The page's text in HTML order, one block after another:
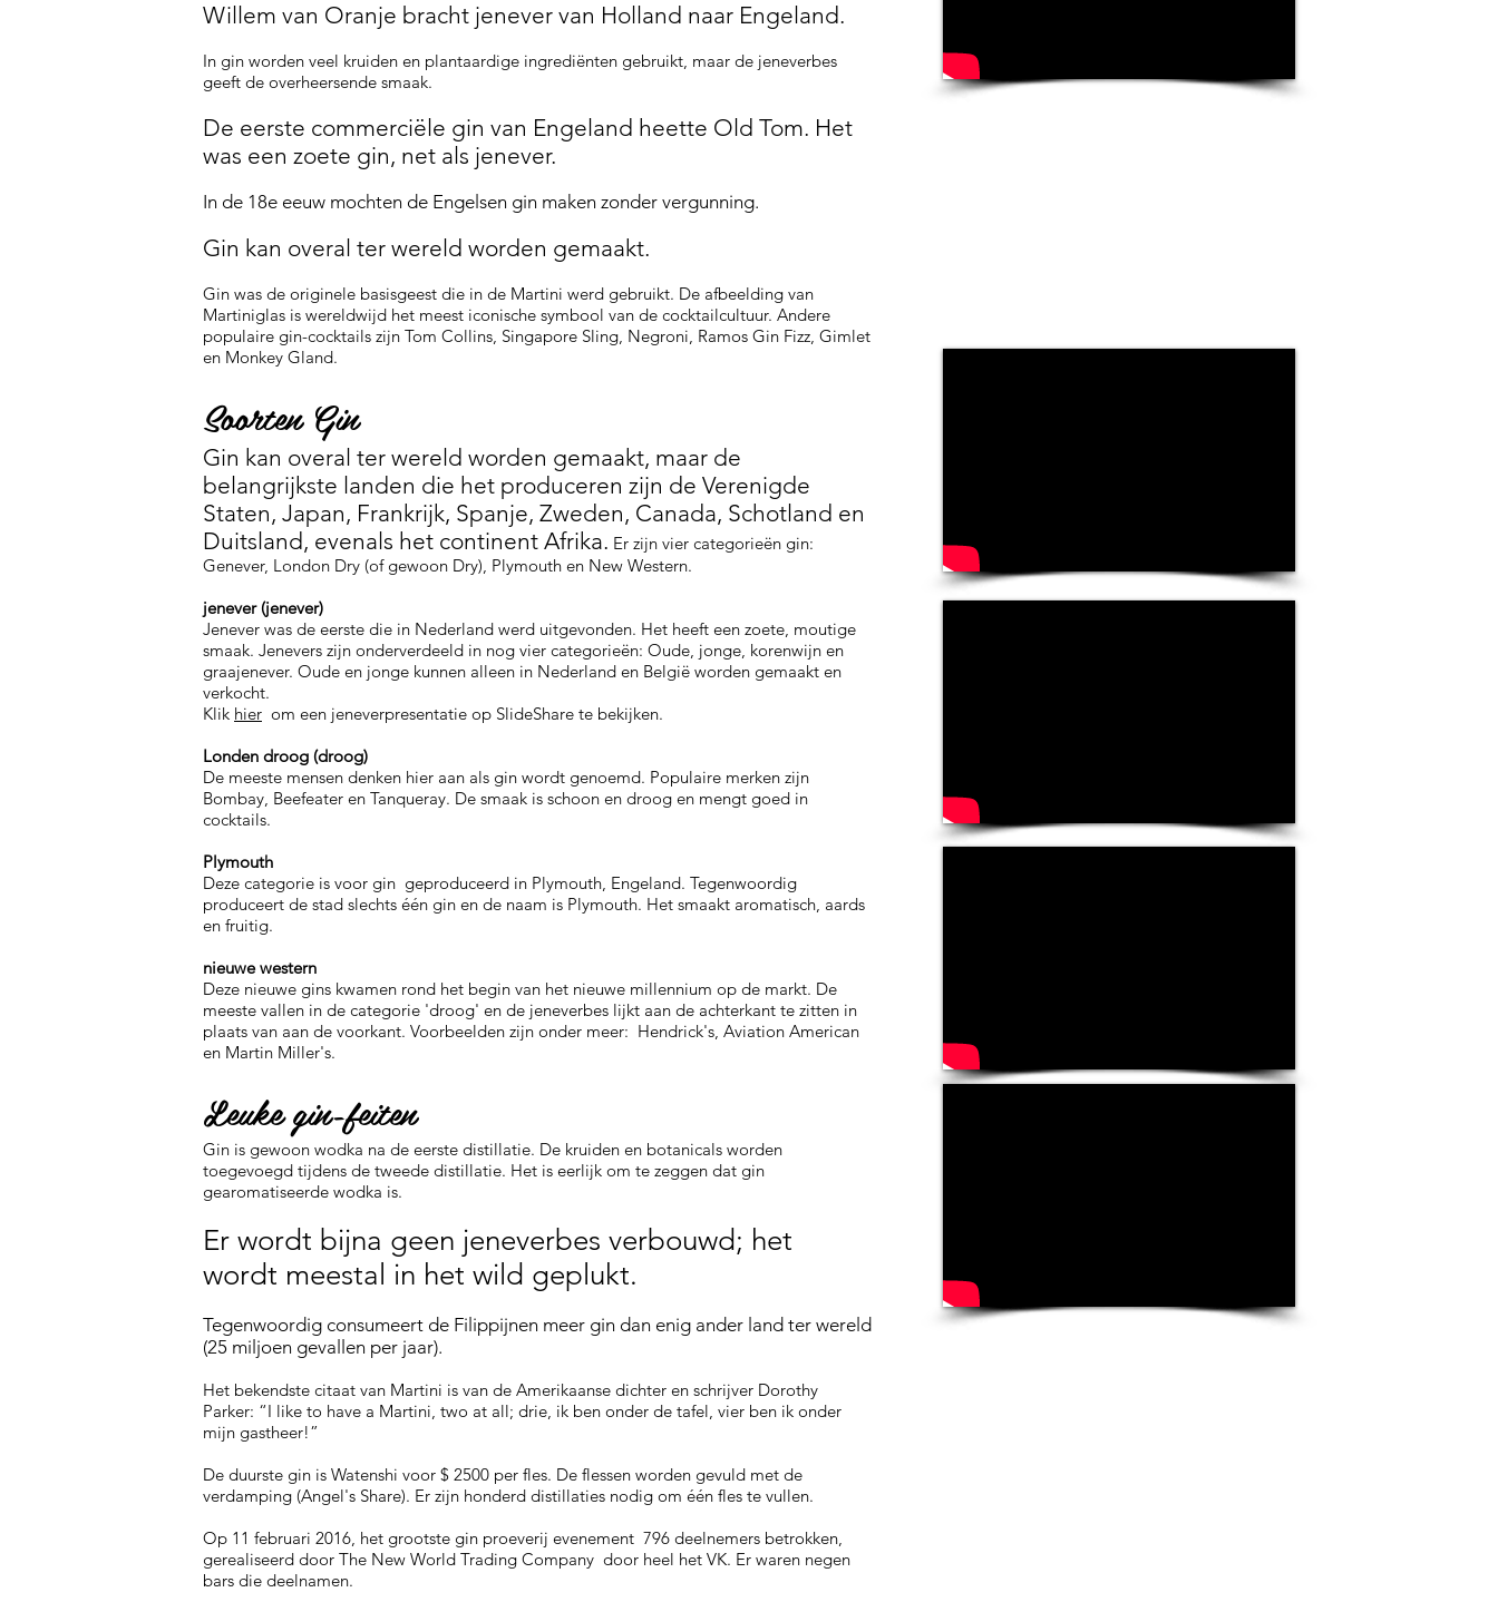
Willem van Oranje bracht jenever van Holland naar Engeland.
In gin worden veel kruiden en plantaardige ingrediënten gebruikt, maar de jeneverbes
geeft de overheersende smaak.
De eerste commerciële gin van Engeland heette Old Tom. Het
was een zoete gin, net als jenever.
In de 18e eeuw mochten de Engelsen gin maken zonder vergunning.
Gin kan overal ter wereld worden gemaakt.
Gin was de originele basisgeest die in de Martini werd gebruikt. De afbeelding van
Martiniglas is wereldwijd het meest iconische symbool van de cocktailcultuur. Andere
populaire gin-cocktails zijn Tom Collins, Singapore Sling, Negroni, Ramos Gin Fizz, Gimlet
en Monkey Gland.
Soorten Gin
Gin kan overal ter wereld worden gemaakt, maar de
belangrijkste landen die het produceren zijn de Verenigde
Staten, Japan, Frankrijk, Spanje, Zweden, Canada, Schotland en
Duitsland, evenals het continent Afrika. Er zijn vier categorieën gin:
Genever, London Dry (of gewoon Dry), Plymouth en New Western.
jenever (jenever)
Jenever was de eerste die in Nederland werd uitgevonden. Het heeft een zoete, moutige
smaak. Jenevers zijn onderverdeeld in nog vier categorieën: Oude, jonge, korenwijn en
graajenever. Oude en jonge kunnen alleen in Nederland en België worden gemaakt en
verkocht.
Klik hier om een jeneverpresentatie op SlideShare te bekijken.
Londen droog (droog)
De meeste mensen denken hier aan als gin wordt genoemd. Populaire merken zijn
Bombay, Beefeater en Tanqueray. De smaak is schoon en droog en mengt goed in
cocktails.
Plymouth
Deze categorie is voor gin geproduceerd in Plymouth, Engeland. Tegenwoordig
produceert de stad slechts één gin en de naam is Plymouth. Het smaakt aromatisch, aards
en fruitig.
nieuwe western
Deze nieuwe gins kwamen rond het begin van het nieuwe millennium op de markt. De
meeste vallen in de categorie 'droog' en de jeneverbes lijkt aan de achterkant te zitten in
plaats van aan de voorkant. Voorbeelden zijn onder meer: Hendrick's, Aviation American
en Martin Miller's.
Leuke gin-feiten
Gin is gewoon wodka na de eerste distillatie. De kruiden en botanicals worden
toegevoegd tijdens de tweede distillatie. Het is eerlijk om te zeggen dat gin
gearomatiseerde wodka is.
Er wordt bijna geen jeneverbes verbouwd; het
wordt meestal in het wild geplukt.
Tegenwoordig consumeert de Filippijnen meer gin dan enig ander land ter wereld
(25 miljoen gevallen per jaar).
Het bekendste citaat van Martini is van de Amerikaanse dichter en schrijver Dorothy
Parker: “I like to have a Martini, two at all; drie, ik ben onder de tafel, vier ben ik onder
mijn gastheer!”
De duurste gin is Watenshi voor $ 2500 per fles. De flessen worden gevuld met de
verdamping (Angel's Share). Er zijn honderd distillaties nodig om één fles te vullen.
Op 11 februari 2016, het grootste gin proeverij evenement 796 deelnemers betrokken,
gerealiseerd door The New World Trading Company door heel het VK. Er waren negen
bars die deelnamen.